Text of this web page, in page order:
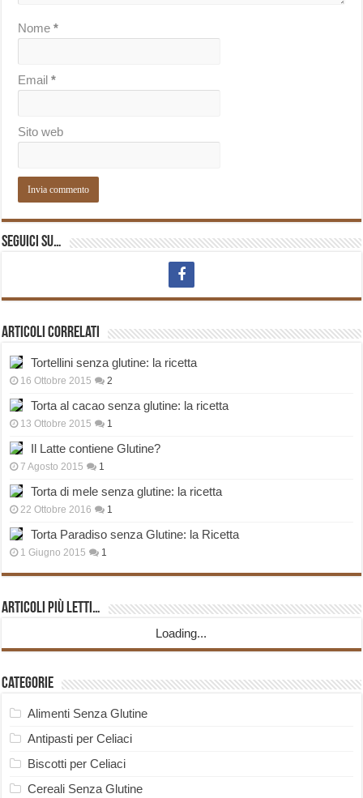
Nome*
Email*
Sito web
Seguici su…
Articoli correlati
Tortellini senza glutine: la ricetta
16 Ottobre 2015 2
Torta al cacao senza glutine: la ricetta
13 Ottobre 2015 1
Il Latte contiene Glutine?
7 Agosto 2015 1
Torta di mele senza glutine: la ricetta
22 Ottobre 2016 1
Torta Paradiso senza Glutine: la Ricetta
1 Giugno 2015 1
Articoli più Letti…
Loading...
Categorie
Alimenti Senza Glutine
Antipasti per Celiaci
Biscotti per Celiaci
Cereali Senza Glutine